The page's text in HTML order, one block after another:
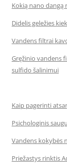
Kokią nano
Didelis geležies
Vandens filtrai
Gręžinio vandens
sulfido šalinimui
Kaip pagerinti
Psichologinis
Vandens kokybės
Priežastys rinktis